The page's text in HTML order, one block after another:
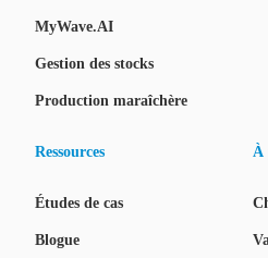
MyWave.AI
Gestion des stocks
Production maraîchère
Ressources
Études de cas
Blogue
À